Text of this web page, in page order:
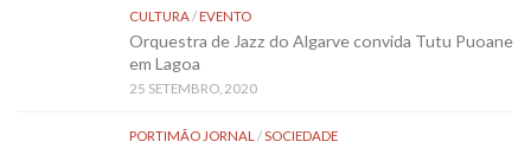
CULTURA/EVENTO
Orquestra de Jazz do Algarve convida Tutu Puoane
em Lagoa
25 SETEMBRO, 2020
PORTIMÃO JORNAL /SOCIEDADE